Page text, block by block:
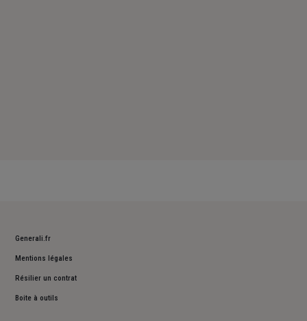
Generali.fr
Mentions légales
Résilier un contrat
Boite à outils